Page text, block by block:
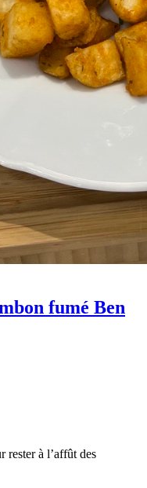
fumé Ben
rester à l’affût des